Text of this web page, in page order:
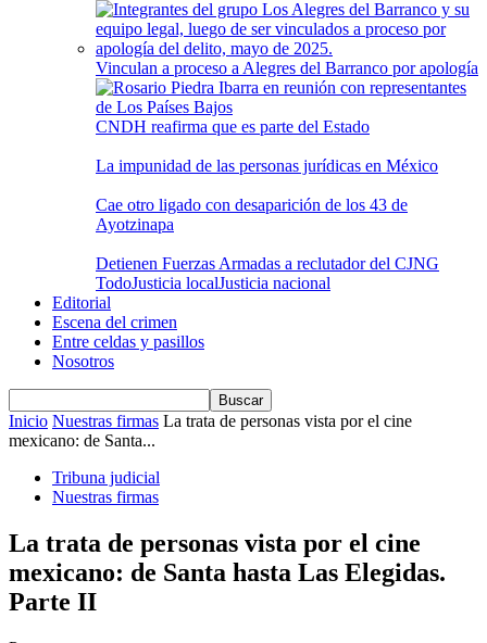
Vinculan a proceso a Alegres del Barranco por apología
CNDH reafirma que es parte del Estado
La impunidad de las personas jurídicas en México
Cae otro ligado con desaparición de los 43 de
Ayotzinapa
Detienen Fuerzas Armadas a reclutador del CJNG
TodoJusticia localJusticia nacional
Editorial
Escena del crimen
Entre celdas y pasillos
Nosotros
Inicio Nuestras firmas La trata de personas vista por el cine
mexicano: de Santa...
Tribuna judicial
Nuestras firmas
La trata de personas vista por el cine
mexicano: de Santa hasta Las Elegidas.
Parte II